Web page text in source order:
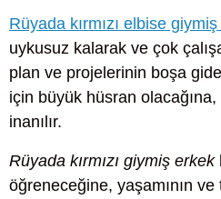
Rüyada kırmızı elbise
uykusuz kalarak ve çok
plan ve projelerinin boşa
için büyük hüsran
inanılır.
Rüyada kırmızı giymiş erkek
öğreneceğine, yaşamının